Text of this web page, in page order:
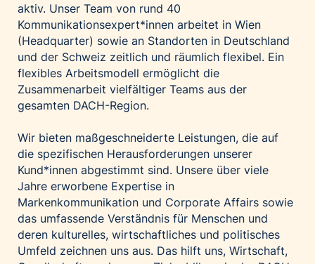
Palfinger AG
Polestar
REXEL Austria
Starbucks
Superbrands Austria
Vollpension
win2day
Wolt
woom bikes
Kontakt
aktiv. Unser Team von rund 40
Kommunikationsexpert*innen arbeitet in Wien
(Headquarter) sowie an Standorten in Deutschland
und der Schweiz zeitlich und räumlich flexibel. Ein
flexibles Arbeitsmodell ermöglicht die
Zusammenarbeit vielfältiger Teams aus der
gesamten DACH-Region.
Wir bieten maßgeschneiderte Leistungen, die auf
die spezifischen Herausforderungen unserer
Kund*innen abgestimmt sind. Unsere über viele
Jahre erworbene Expertise in
Markenkommunikation und Corporate Affairs sowie
das umfassende Verständnis für Menschen und
deren kulturelles, wirtschaftliches und politisches
Umfeld zeichnen uns aus. Das hilft uns, Wirtschaft,